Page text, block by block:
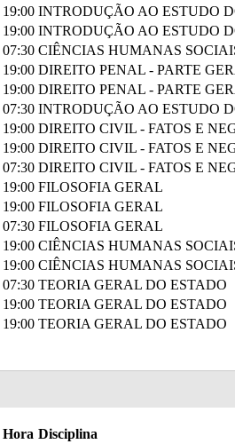
19:00 INTRODUÇÃO AO ESTUDO
19:00 INTRODUÇÃO AO ESTUDO
07:30 CIÊNCIAS HUMANAS
19:00 DIREITO PENAL - PARTE
19:00 DIREITO PENAL - PARTE
07:30 INTRODUÇÃO AO ESTUDO
19:00 DIREITO CIVIL - FATOS E
19:00 DIREITO CIVIL - FATOS E
07:30 DIREITO CIVIL - FATOS E
19:00 FILOSOFIA GERAL
19:00 FILOSOFIA GERAL
07:30 FILOSOFIA GERAL
19:00 CIÊNCIAS HUMANAS
19:00 CIÊNCIAS HUMANAS
07:30 TEORIA GERAL DO ESTADO
19:00 TEORIA GERAL DO ESTADO
19:00 TEORIA GERAL DO ESTADO
Hora Disciplina